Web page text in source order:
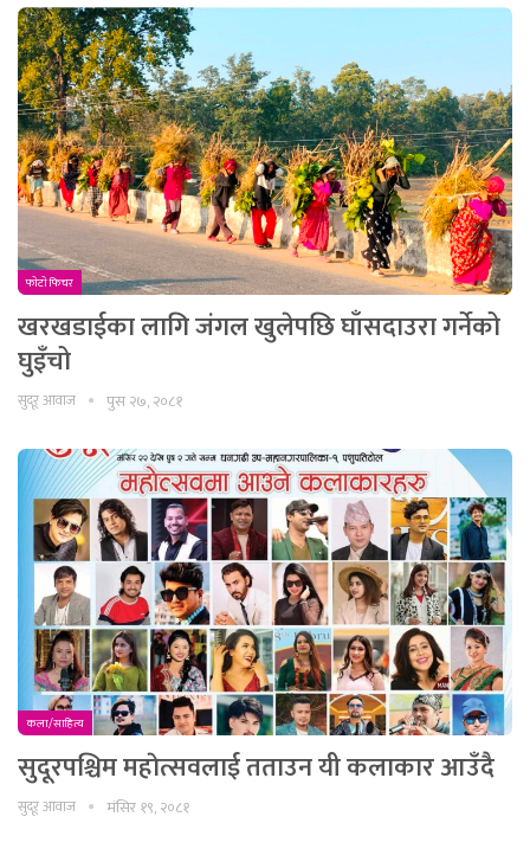
फाेटाे फिचर
खरखडाईका लागि जंगल खुलेपछि घाँसदाउरा गर्नेको
घुइँचो
सुदूर आवाज पुस २७, २०८१
कला/साहित्य
सुदूरपश्चिम महाेत्सवलाई तताउन यी कलाकार आउँदै
सुदूर आवाज मंसिर १९, २०८१